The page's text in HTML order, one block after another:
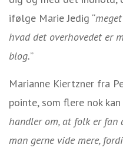
ifølge Marie Jedig “
hvad det overhovedet er
blog.”
Marianne Kiertzner fra
pointe, som flere nok
handler om, at folk er fan
man gerne vide mere,